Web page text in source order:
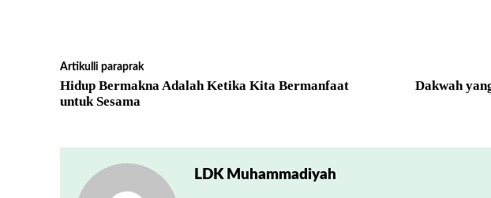
Artikulli paraprak
Hidup Bermakna Adalah Ketika Kita Bermanfaat
untuk Sesama
Dakwah
LDK Muhammadiyah